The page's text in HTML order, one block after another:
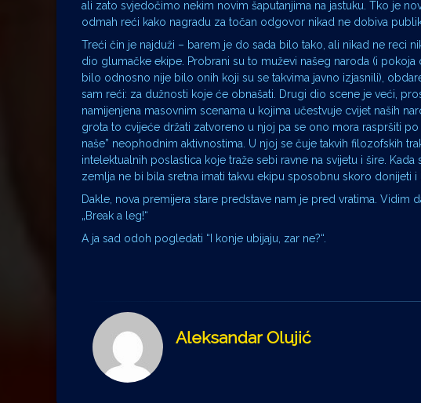
ali zato svjedočimo nekim novim šaputanjima na jastuku. Tko je
odmah reći kako nagradu za točan odgovor nikad ne dobiva
Treći čin je najduži – barem je do sada bilo tako, ali nikad ne reci
dio glumačke ekipe. Probrani su to muževi našeg naroda (i
bilo odnosno nije bilo onih koji su se takvima javno izjasnili),
sam reći: za dužnosti koje će obnašati. Drugi dio scene je veći,
namijenjena masovnim scenama u kojima učestvuje cvijet naših
grota to cvijeće držati zatvoreno u njoj pa se ono mora raspršiti
naše” neophodnim aktivnostima. U njoj se čuje takvih filozofskih
intelektualnih poslastica koje traže sebi ravne na svijetu i šire.
zemlja ne bi bila sretna imati takvu ekipu sposobnu skoro donijeti
Dakle, nova premijera stare predstave nam je pred vratima.
„Break a leg!“
A ja sad odoh pogledati “I konje ubijaju, zar ne?“.
Aleksandar Olujić